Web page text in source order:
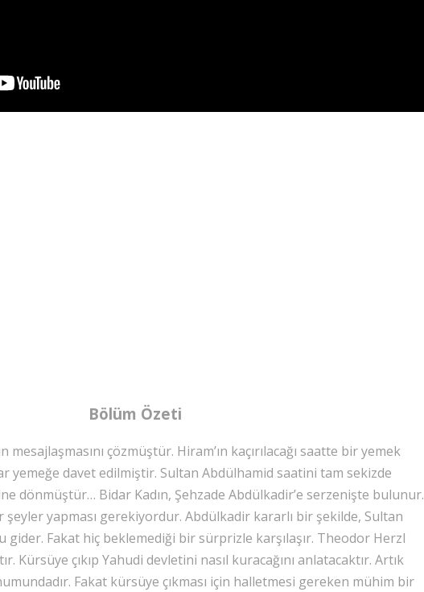
Bölüm Özeti
mesajlaşmasını çözmüştür. Hiram’ın kaçırılacağı saatte bir yemek
yemeğe davet edilmiştir. Sultan Abdülhamid saatini tam sekizde
dönmüştür… Bidar Kadın, Şehzade Abdülkadir’e serzenişte bulunur.
şeyler yapması gerekiyordur. Abdülkadir kararlı bir şekilde, Sultan
gider. Fakat hiç beklemediği bir sürprizle karşılaşır. Theodor Herzl
Kürsüye çıkıp Yahudi devletini nasıl kuracağını anlatacaktır. Artık
Fakat kürsüye çıkması için halletmesi gereken mühim bir